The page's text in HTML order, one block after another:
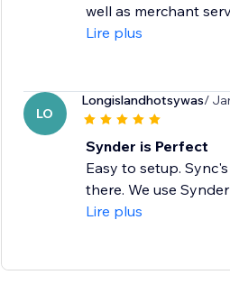
well as merchant
Lire plus
LO
Longislandhotsywas/
Synder is Perfect
Easy to setup.
there. We use
Lire plus